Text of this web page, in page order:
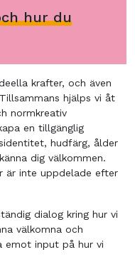
hur du
krafter, och även
hjälps vi åt
normkreativ
en tillgänglig
hudfärg, ålder
dig välkommen.
är inte uppdelade efter
dialog kring hur vi
välkomna och
emot input på hur vi